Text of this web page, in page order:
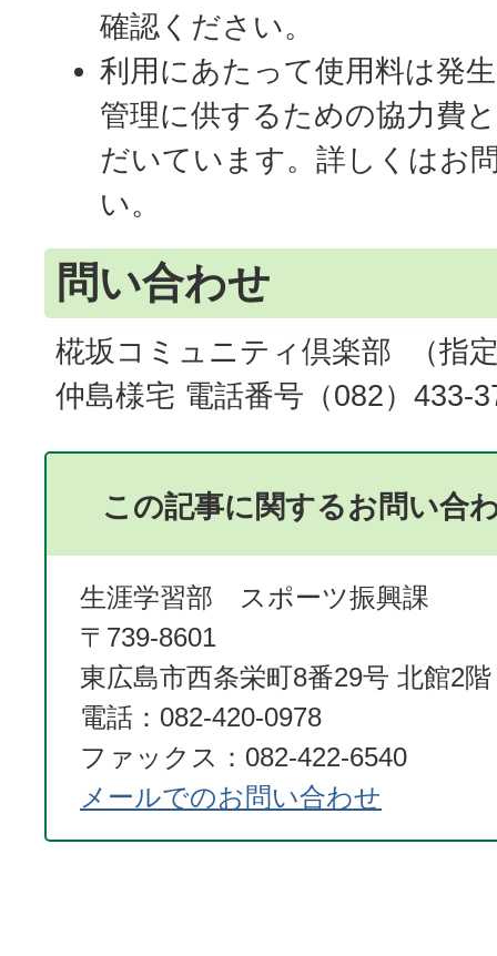
確認ください。
利用にあたって使用料は発
管理に供するための協力費
だいています。詳しくはお
い。
問い合わせ
椛坂コミュニティ倶楽部 （指
仲島様宅 電話番号（082）433-
この記事に関するお問い合
生涯学習部 スポーツ振興課
〒739-8601
東広島市西条栄町8番29号 北館2階
電話：082-420-0978
ファックス：082-422-6540
メールでのお問い合わせ